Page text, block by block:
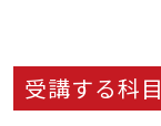
受講する科